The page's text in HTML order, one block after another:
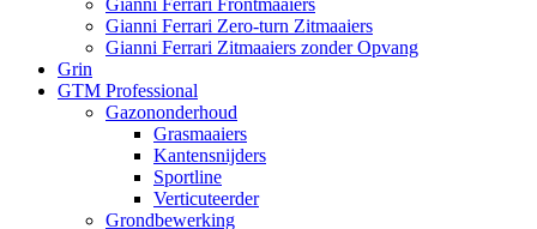
Gianni Ferrari Zero-turn Zitmaaiers
Gianni Ferrari Zitmaaiers zonder Opvang
Grin
GTM Professional
Gazononderhoud
Grasmaaiers
Kantensnijders
Sportline
Verticuteerder
Grondbewerking